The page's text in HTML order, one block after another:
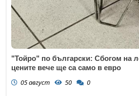
"Тойро" по български: Сбогом на
цените вече ще са само в евро
05 август 50 0